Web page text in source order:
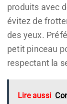
produits avec
évitez de
des yeux.
petit pinceau
respectant la
Lire aussi